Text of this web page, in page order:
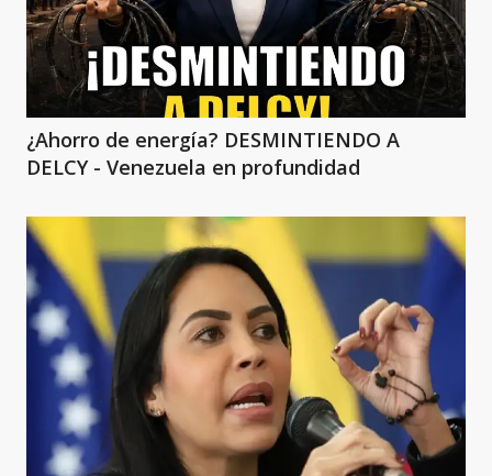
¿Ahorro de energía? DESMINTIENDO A
DELCY - Venezuela en profundidad